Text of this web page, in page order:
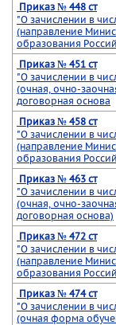
Приказ № 448 ст
"О зачислении в
(направление
образования
Приказ № 451 ст
"О зачислении в
(очная, очно-
договорная основа
Приказ № 458 ст
"О зачислении в
(направление
образования
Приказ № 463 ст
"О зачислении в
(очная, очно-
договорная основа)
Приказ № 472 ст
"О зачислении в
(направление
образования
Приказ № 474 ст
"О зачислении в
(очная форма